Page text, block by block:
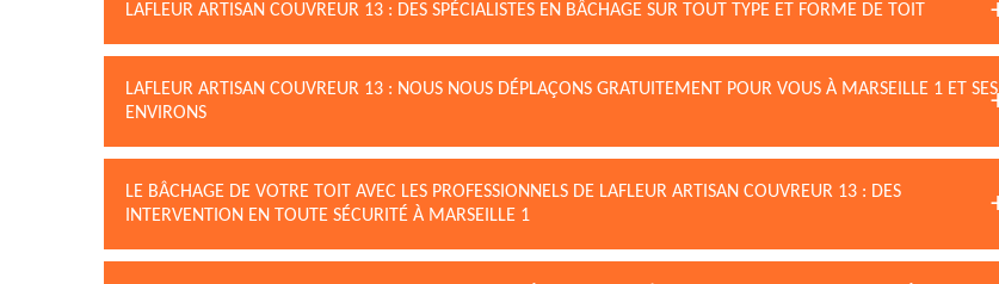
LAFLEUR ARTISAN COUVREUR 13 : DES SPÉCIALISTES EN BÂCHAGE SUR TOUT TYPE ET FORME DE TOIT
LAFLEUR ARTISAN COUVREUR 13 : NOUS NOUS DÉPLAÇONS GRATUITEMENT POUR VOUS À MARSEILLE 1 ET SES
ENVIRONS
LE BÂCHAGE DE VOTRE TOIT AVEC LES PROFESSIONNELS DE LAFLEUR ARTISAN COUVREUR 13 : DES
INTERVENTION EN TOUTE SÉCURITÉ À MARSEILLE 1